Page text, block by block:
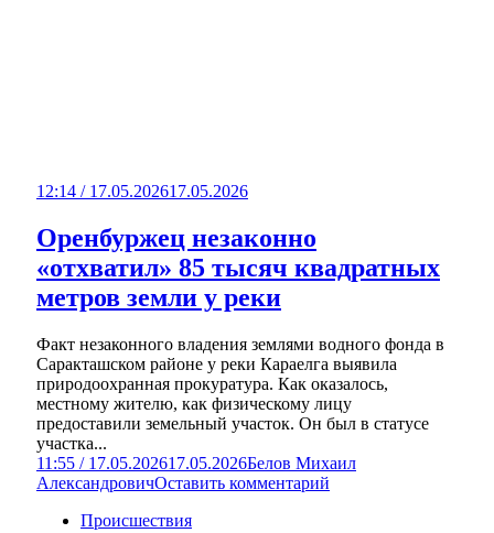
12:14 / 17.05.202617.05.2026
Оренбуржец незаконно
«отхватил» 85 тысяч квадратных
метров земли у реки
Факт незаконного владения землями водного фонда в
Саракташском районе у реки Караелга выявила
природоохранная прокуратура. Как оказалось,
местному жителю, как физическому лицу
предоставили земельный участок. Он был в статусе
участка...
11:55 / 17.05.202617.05.2026Белов Михаил
АлександровичОставить комментарий
Происшествия